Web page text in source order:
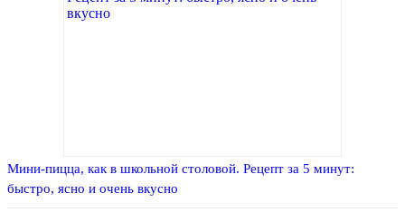
Мини-пицца, как в школьной столовой. Рецепт за 5 минут:
быстро, ясно и очень вкусно